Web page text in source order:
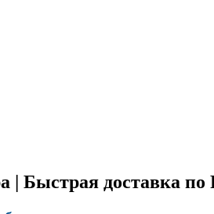
| Быстрая доставка по